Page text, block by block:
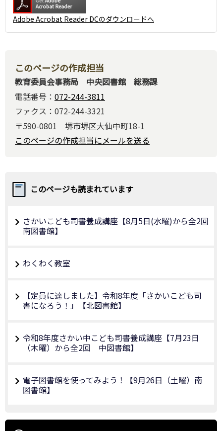
Adobe Acrobat Reader DCのダウンロードへ
このページの作成担当
教育委員会事務局 中央図書館 総務課
電話番号： 072-244-3811
ファクス：072-244-3321
〒590-0801 堺市堺区大仙中町18-1
このページの作成担当にメールを送る
このページも読まれています
さかいこども司書養成講座【8月5日(水曜)から全2回
南図書館】
わくわく教室
【定員に達しました】令和8年度「さかいこども司
書になろう！」【北図書館】
令和8年度さかい中こども司書養成講座【7月23日
（木曜）から全2回 中図書館】
電子図書館を使ってみよう！【9月26日（土曜）南
図書館】